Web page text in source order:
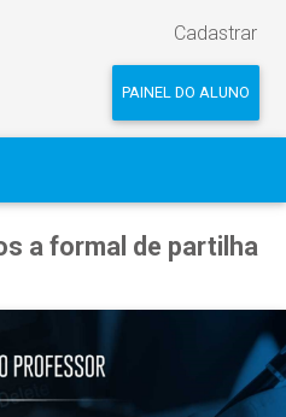
Cadastrar
PAINEL DO ALUNO
a formal de partilha